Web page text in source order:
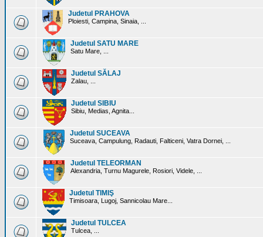
Judetul PRAHOVA
Ploiesti, Campina, Sinaia, ...
Judetul SATU MARE
Satu Mare, ...
Judetul SĂLAJ
Zalau, ...
Judetul SIBIU
Sibiu, Medias, Agnita...
Judetul SUCEAVA
Suceava, Campulung, Radauti, Falticeni, Vatra Dornei, ...
Judetul TELEORMAN
Alexandria, Turnu Magurele, Rosiori, Videle, ...
Judetul TIMIŞ
Timisoara, Lugoj, Sannicolau Mare...
Judetul TULCEA
Tulcea, ...